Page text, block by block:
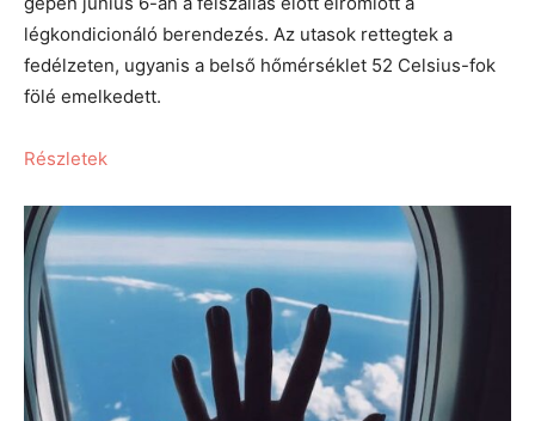
légkondicionáló berendezés. Az utasok rettegtek a
fedélzeten, ugyanis a belső hőmérséklet 52 Celsius-fok
fölé emelkedett.
Részletek